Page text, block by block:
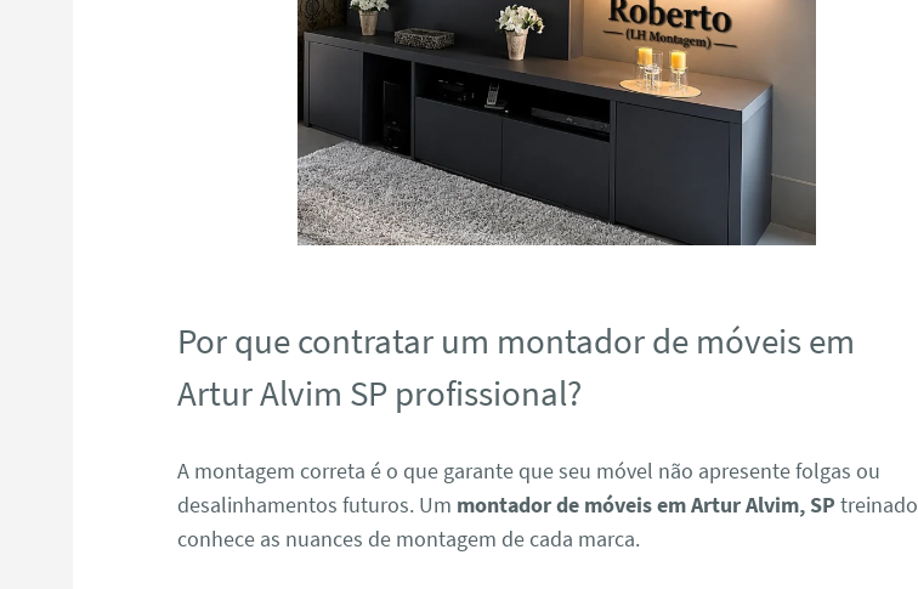
Por que contratar um montador de móveis em
Artur Alvim SP profissional?
A montagem correta é o que garante que seu móvel não apresente folgas ou
desalinhamentos futuros. Um montador de móveis em Artur Alvim, SP treinado
conhece as nuances de montagem de cada marca.